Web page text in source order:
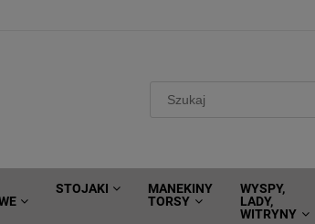
STOJAKI
MANEKINY
TORSY
WYSPY,
LADY,
WITRYNY